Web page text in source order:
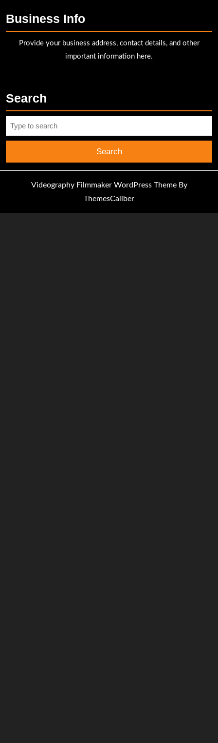
Business Info
Provide your business address, contact details, and other
important information here.
Search
for:
Videography Filmmaker WordPress ThemeBy
ThemesCaliber